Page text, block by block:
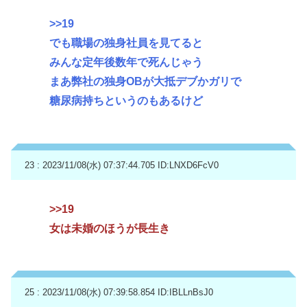
>>19
でも職場の独身社員を見てると
みんな定年後数年で死んじゃう
まあ弊社の独身OBが大抵デブかガリで
糖尿病持ちというのもあるけど
23 : 2023/11/08(水) 07:37:44.705 ID:LNXD6FcV0
>>19
女は未婚のほうが長生き
25 : 2023/11/08(水) 07:39:58.854 ID:IBLLnBsJ0